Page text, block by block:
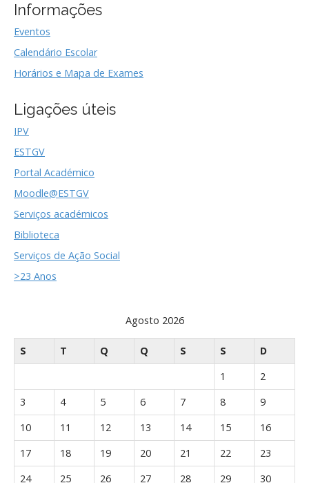
Informações
Eventos
Calendário Escolar
Horários e Mapa de Exames
Ligações úteis
IPV
ESTGV
Portal Académico
Moodle@ESTGV
Serviços académicos
Biblioteca
Serviços de Ação Social
>23 Anos
Agosto 2026
S T Q Q S S
D
1
2
3
4 5 6 7 8
9
10
11 12 13 14 15
16
17
18 19 20 21 22
23
24
25 26 27 28 29 30